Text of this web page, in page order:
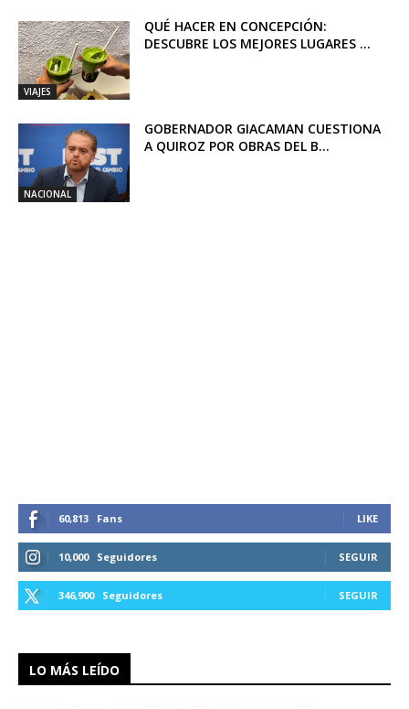
VIAJES
QUÉ HACER EN CONCEPCIÓN:
DESCUBRE LOS MEJORES LUGARES ...
NACIONAL
GOBERNADOR GIACAMAN CUESTIONA
A QUIROZ POR OBRAS DEL B...
60,813 Fans LIKE
10,000 Seguidores SEGUIR
346,900 Seguidores SEGUIR
LO MÁS LEÍDO